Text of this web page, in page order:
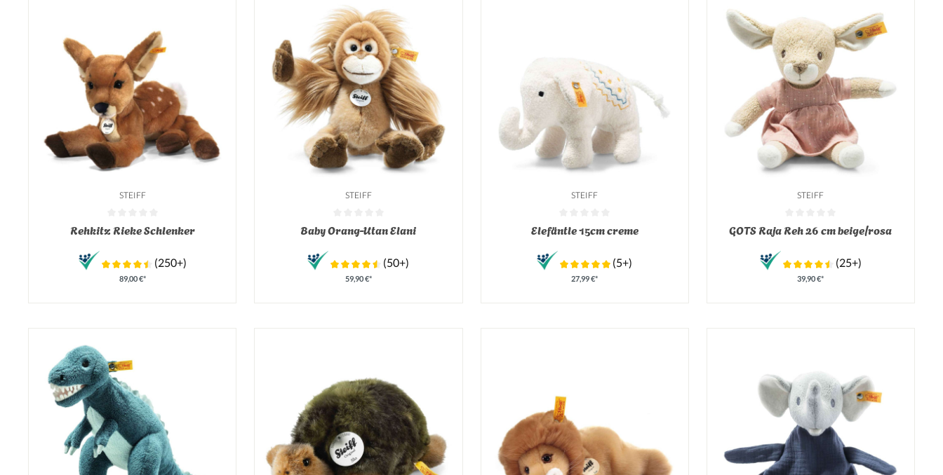
STEIFF
Durchschnittliche Bewertung von 0 von 5 Sternen
Rehkitz Rieke Schlenker
(250+)
89,00 €*
STEIFF
Durchschnittliche Bewertung von 0 von 5 Sternen
Baby Orang-Utan Elani
(50+)
59,90 €*
STEIFF
Durchschnittliche Bewertung von 0 von 5 Sternen
Elefäntle 15cm creme
(5+)
27,99 €*
STEIFF
Durchschnittliche Bewertung von 0 von 5
GOTS Raja Reh 26 cm beige/rosa
(25+)
39,90 €*